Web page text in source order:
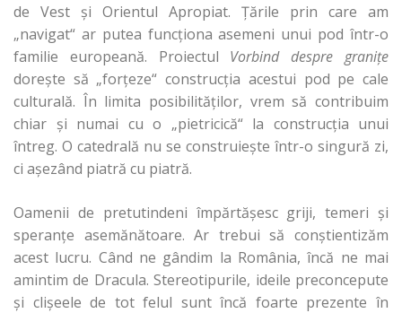
de Vest şi Orientul Apropiat. Țările prin care am
„navigat“ ar putea funcţiona asemeni unui pod într-o
familie europeană. Proiectul Vorbind despre graniţe
doreşte să „forţeze“ construcţia acestui pod pe cale
culturală. În limita posibilităţilor, vrem să contribuim
chiar şi numai cu o „pietricică“ la construcţia unui
întreg. O catedrală nu se construieşte într-o singură zi,
ci aşezând piatră cu piatră.
Oamenii de pretutindeni împărtăşesc griji, temeri şi
speranţe asemănătoare. Ar trebui să conştientizăm
acest lucru. Când ne gândim la România, încă ne mai
amintim de Dracula. Stereotipurile, ideile preconcepute
şi clişeele de tot felul sunt încă foarte prezente în